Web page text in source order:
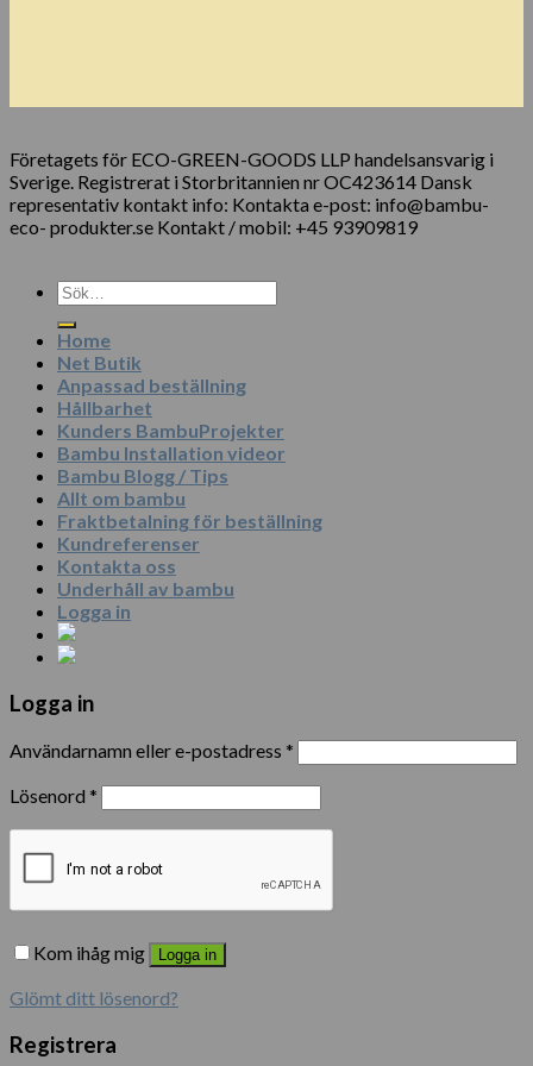
Företagets för ECO-GREEN-GOODS LLP handelsansvarig i
Sverige. Registrerat i Storbritannien nr OC423614 Dansk
representativ kontakt info: Kontakta e-post: info@bambu-
eco- produkter.se Kontakt / mobil: +45 93909819
Sök
efter:
Home
Net Butik
Anpassad beställning
Hållbarhet
Kunders BambuProjekter
Bambu Installation videor
Bambu Blogg / Tips
Allt om bambu
Fraktbetalning för beställning
Kundreferenser
Kontakta oss
Underhåll av bambu
Logga in
Logga in
Användarnamn eller e-postadress *
Lösenord *
Kom ihåg mig Logga in
Glömt ditt lösenord?
Registrera